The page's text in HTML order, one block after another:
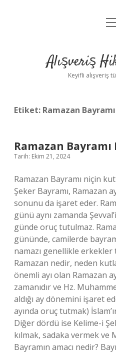
Yasal
Alışveriş
Keyifli alışveriş
Etiket: Ramazan
Ramazan
Tarih: Ekim 21, 2024
Ramazan Bayramı niçin
Şeker Bayramı, Ramazan
sonunu da işaret eder.
günü aynı zamanda
günde oruç tutulmaz.
gününde, camilerde
namazı genellikle erkekler
Ramazan nedir, neden
önemli ayı olan Ramazan
zamanıdır ve Hz.
aldığı ay dönemini işaret
ayında oruç tutmak)
Diğer dördü ise Kelime-i
kılmak, sadaka vermek ve
Bayramın amacı nedir?